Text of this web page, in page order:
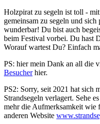
Holzpirat zu segeln ist toll -
gemeinsam zu segeln und
wunderbar! Du bist auch
beim Festival vorbei. Du hast
Worauf wartest Du? Einfach
PS: hier mein Dank an all die
Besucherhier.
PS2: Sorry, seit 2021 hat sich
Strandsegeln verlagert. Sehe
mehr die Aufmerksamkeit wie
anderen Website